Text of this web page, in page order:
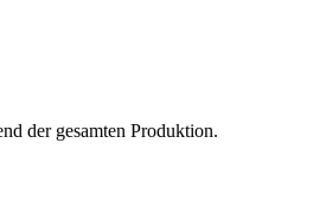
der gesamten Produktion.